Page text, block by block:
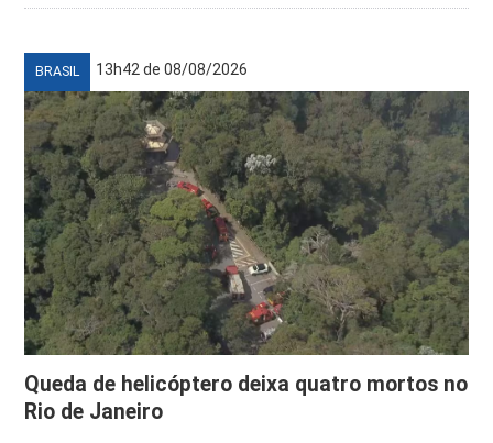
BRASIL 13h42 de 08/08/2026
Queda de helicóptero deixa quatro mortos no
Rio de Janeiro